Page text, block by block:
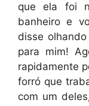
que ela foi
banheiro e
disse
para mim!
rapidamente
forró que
com um